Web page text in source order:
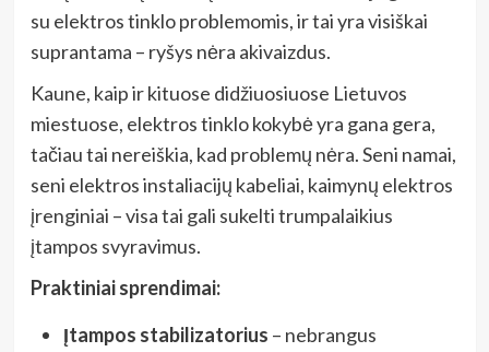
su elektros tinklo problemomis, ir tai yra visiškai
suprantama – ryšys nėra akivaizdus.
Kaune, kaip ir kituose didžiuosiuose Lietuvos
miestuose, elektros tinklo kokybė yra gana gera,
tačiau tai nereiškia, kad problemų nėra. Seni namai,
seni elektros instaliacijų kabeliai, kaimynų elektros
įrenginiai – visa tai gali sukelti trumpalaikius
įtampos svyravimus.
Praktiniai sprendimai:
Įtampos stabilizatorius – nebrangus